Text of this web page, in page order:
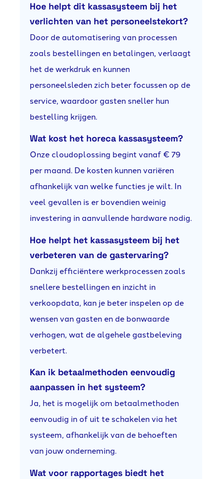
Hoe helpt dit kassasysteem bij het
verlichten van het personeelstekort?
Door de automatisering van processen
zoals bestellingen en betalingen, verlaagt
het de werkdruk en kunnen
personeelsleden zich beter focussen op de
service, waardoor gasten sneller hun
bestelling krijgen.
Wat kost het horeca kassasysteem?
Onze cloudoplossing begint vanaf € 79
per maand. De kosten kunnen variëren
afhankelijk van welke functies je wilt. In
veel gevallen is er bovendien weinig
investering in aanvullende hardware nodig.
Hoe helpt het kassasysteem bij het
verbeteren van de gastervaring?
Dankzij efficiëntere werkprocessen zoals
snellere bestellingen en inzicht in
verkoopdata, kan je beter inspelen op de
wensen van gasten en de bonwaarde
verhogen, wat de algehele gastbeleving
verbetert.
Kan ik betaalmethoden eenvoudig
aanpassen in het systeem?
Ja, het is mogelijk om betaalmethoden
eenvoudig in of uit te schakelen via het
systeem, afhankelijk van de behoeften
van jouw onderneming.
Wat voor rapportages biedt het